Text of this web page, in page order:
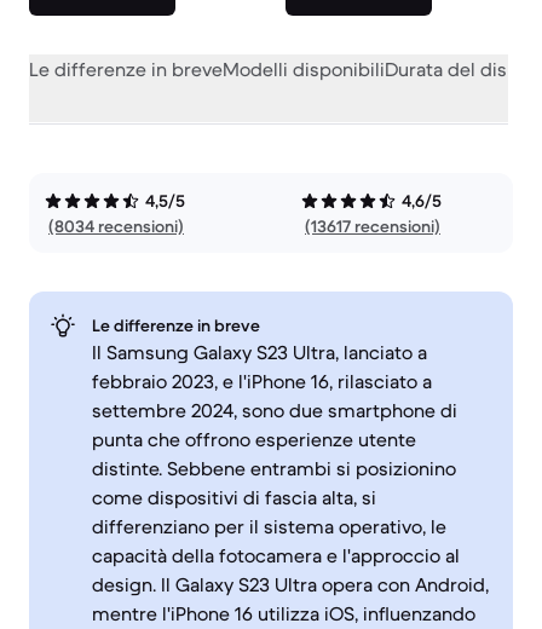
Le differenze in breveModelli disponibiliDurata del
4,5/5
(8034 recensioni)
4,6/5
(13617 recensioni)
Le differenze in breve
Il Samsung Galaxy S23 Ultra, lanciato a
febbraio 2023, e l'iPhone 16, rilasciato a
settembre 2024, sono due smartphone di
punta che offrono esperienze utente
distinte. Sebbene entrambi si posizionino
come dispositivi di fascia alta, si
differenziano per il sistema operativo, le
capacità della fotocamera e l'approccio al
design. Il Galaxy S23 Ultra opera con Android,
mentre l'iPhone 16 utilizza iOS, influenzando